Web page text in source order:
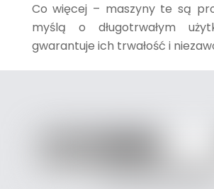
Co więcej – maszyny te są
myślą o długotrwałym
gwarantuje ich trwałość i